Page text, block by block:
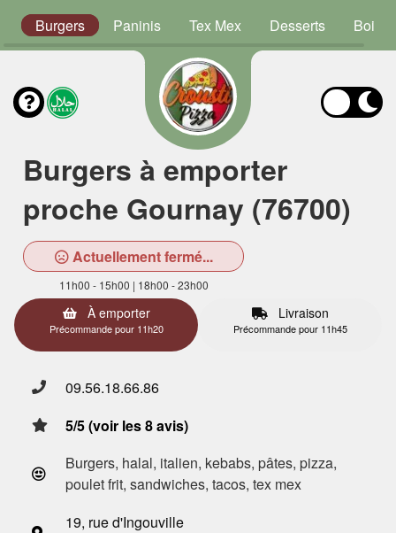
Burgers Paninis Tex Mex Desserts
Burgers à emporter
proche Gournay (76700)
Actuellement fermé...
11h00 - 15h00 | 18h00 - 23h00
À emporter
Précommande pour 11h20
Livraison
Précommande pour 11h45
09.56.18.66.86
5/5 (voir les 8 avis)
Burgers, halal, italien, kebabs, pâtes, pizza,
poulet frit, sandwiches, tacos, tex mex
19, rue d'Ingouville